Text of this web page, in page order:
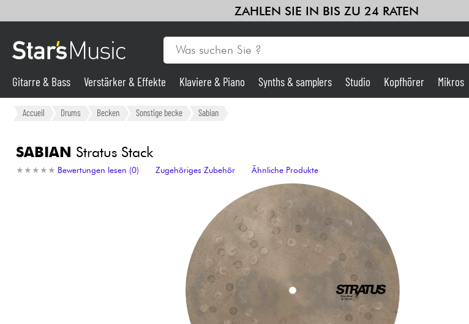
ZAHLEN SIE IN BIS ZU 24 RATEN
Gitarre & Bass
Synths & samplers
Kinder
Bundle
Sehen Sie sich unsere Marken an
Gitarre & Bass Verstärker & Effekte Klaviere & Piano Synths & samplers Studio Kopfhörer Mikros
Accueil Drums Becken Sonstige becke Sabian
SABIAN Stratus Stack
★ ★ ★ ★ ★
★ ★ ★ ★ ★ Bewertungen lesen (0) Zugehöriges Zubehör Ähnliche Produkte